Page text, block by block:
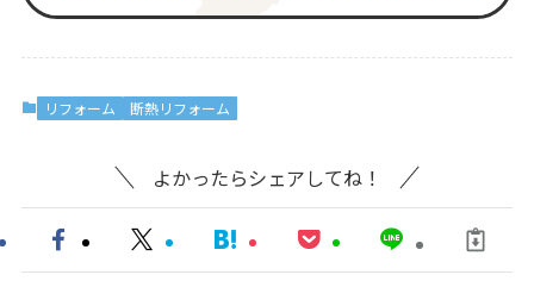
リフォーム 断熱リフォーム
よかったらシェアしてね！